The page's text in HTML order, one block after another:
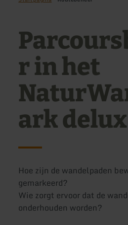
r in het
ark delux
Hoe zijn de wandelpaden
gemarkeerd?
Wie zorgt ervoor dat de
onderhouden worden?